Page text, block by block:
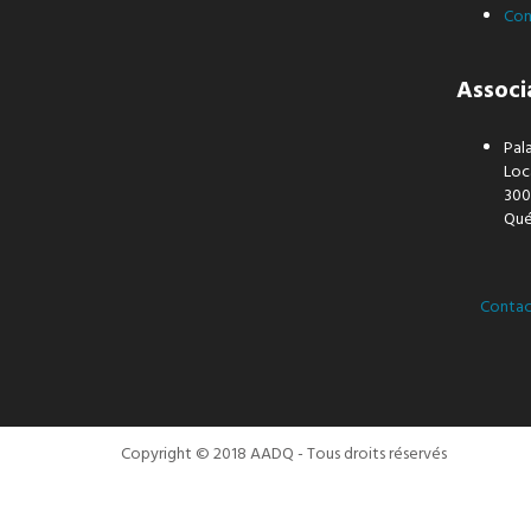
Copyright © 2018 AADQ - Tous droits réservés